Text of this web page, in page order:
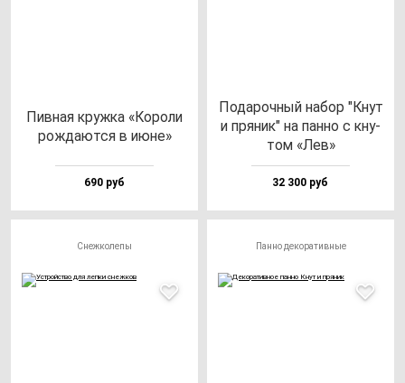
Пив­ная круж­ка «Коро­ли
рож­да­ют­ся в июне»
690 руб
Пода­роч­ный на­бор "Кнут
и пря­ник" на пан­но с кну­
том «Лев»
32 300 руб
Снежколепы Панно декоративные